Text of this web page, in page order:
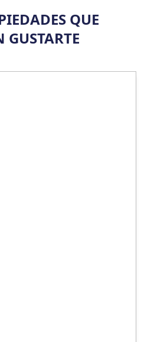
QUE
GUSTARTE